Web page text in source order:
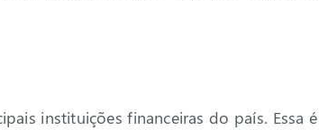
instituições financeiras do país. Essa é